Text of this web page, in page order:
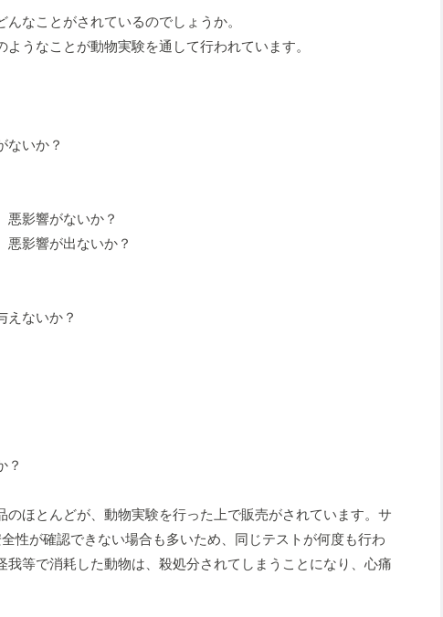
なことがされているのでしょうか。
うなことが動物実験を通して行われています。
ないか？
悪影響がないか？
悪影響が出ないか？
えないか？
？
ほとんどが、動物実験を行った上で販売がされています。サ
性が確認できない場合も多いため、同じテストが何度も行わ
等で消耗した動物は、殺処分されてしまうことになり、心痛